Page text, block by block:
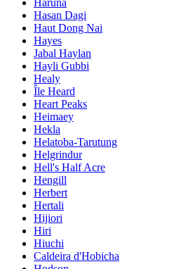
Hasan Dagi
Haut Dong Nai
Hayes
Jabal Haylan
Hayli Gubbi
Healy
Île Heard
Heart Peaks
Heimaey
Hekla
Helatoba-Tarutung
Helgrindur
Hell's Half Acre
Hengill
Herbert
Hertali
Hijiori
Hiri
Hiuchi
Caldeira d'Hobicha